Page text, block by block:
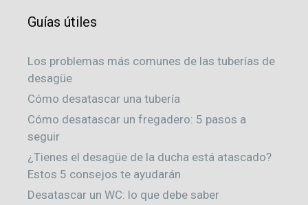
Guías útiles
Los problemas más comunes de las tuberías de
desagüe
Cómo desatascar una tubería
Cómo desatascar un fregadero: 5 pasos a
seguir
¿Tienes el desagüe de la ducha está atascado?
Estos 5 consejos te ayudarán
Desatascar un WC: lo que debe saber